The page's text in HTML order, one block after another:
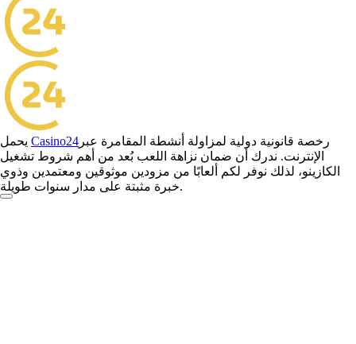
Casino24 رخصة قانونية دولية لمزاولة أنشطة المقامرة عبر
الإنترنت. ندرك أن ضمان نزاهة اللعب بُعد من أهم شروط تشغيل
الكازينو، لذلك نوفر لكم ألعابًا من مزودين موثوقين ومعتمدين وذوي
خبرة مثبتة على مدار سنوات طويلة.